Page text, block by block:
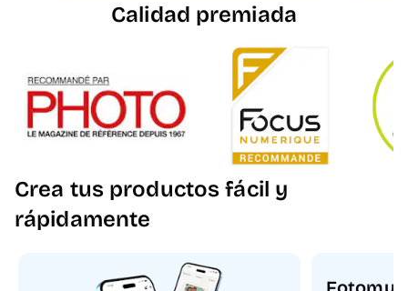
Calidad premiada
Crea tus productos fácil y
rápidamente